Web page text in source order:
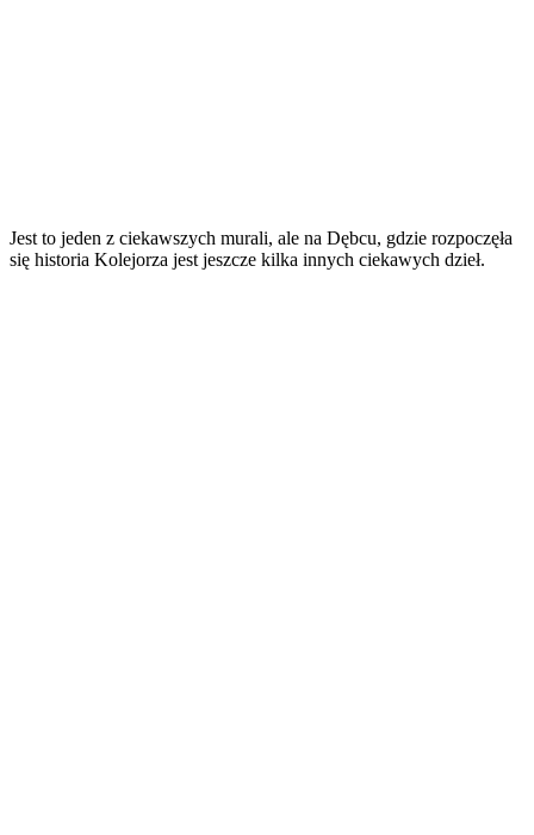
Jest to jeden z ciekawszych murali, ale na Dębcu, gdzie rozpoczęła
się historia Kolejorza jest jeszcze kilka innych ciekawych dzieł.